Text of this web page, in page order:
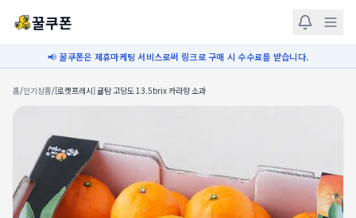
꿀쿠폰
📢 꿀쿠폰은 제휴마케팅 서비스로써 링크로 구매 시 수수료를 받습니다.
홈/인기상품/[로켓프레시] 귤탐 고당도 13.5brix 카라향 소과